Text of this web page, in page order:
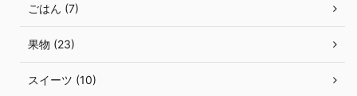
ごはん (7)
果物 (23)
スイーツ (10)